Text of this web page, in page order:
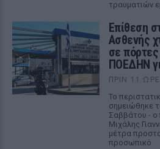
τραυματιών
Επίθεση
Ασθενής
σε πόρτες
ΠΟΕΔΗΝ
ΠΡΙΝ 11
Το
σημειώθηκε
Σαββάτου -
Μιχάλης
μέτρα
προσωπικό